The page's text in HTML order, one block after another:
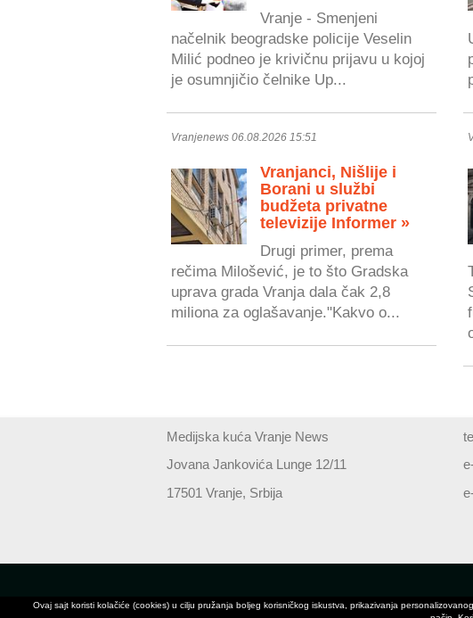
Vranje - Smenjeni
načelnik beogradske policije Veselin
Milić podneo je krivičnu prijavu u kojoj
je osumnjičio čelnike Up...
Vranjenews 06.08.2026 15:51
Vranjanci, Nišlije i
Borani u službi
budžeta privatne
televizije Informer »
Drugi primer, prema
rečima Milošević, je to što Gradska
uprava grada Vranja dala čak 2,8
miliona za oglašavanje."Kakvo o...
Medijska kuća Vranje News
Jovana Jankovića Lunge 12/11
17501 Vranje, Srbija
Ovaj sajt koristi kolačiće (cookies) u cilju pružanja boljeg korisničkog iskustva, prikazivanja